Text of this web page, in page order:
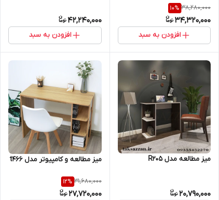
38,280,000
10%
34,320,000
افزودن به سبد
42,240,000
افزودن به سبد
میز مطالعه مدل R205
20,790,000
میز مطالعه و کامپیوتر مدل t46۶
31,680,000
12%
27,720,000